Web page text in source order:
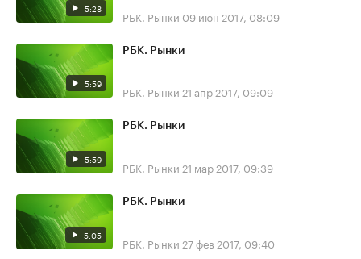
5:28 РБК. Рынки 09 июн 2017, 08:09
5:59
РБК. Рынки
РБК. Рынки 21 апр 2017, 09:09
5:59
РБК. Рынки
РБК. Рынки 21 мар 2017, 09:39
5:05
РБК. Рынки
РБК. Рынки 27 фев 2017, 09:40